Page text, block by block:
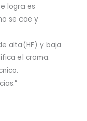
logra es
se cae y
alta(HF) y baja
el croma.